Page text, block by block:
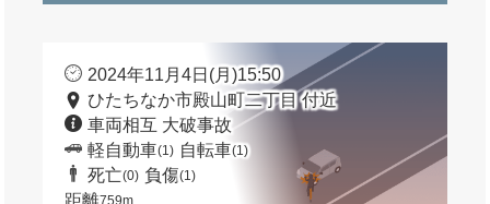
2024年11月4日(月)15:50
ひたちなか市殿山町二丁目 付近
車両相互 大破事故
軽自動車(1) 自転車(1)
死亡(0) 負傷(1)
距離759m